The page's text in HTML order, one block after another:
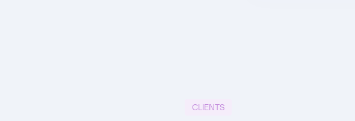
CLIENTS